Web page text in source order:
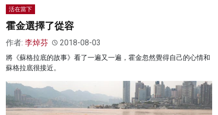
活在當下
霍金選擇了從容
作者: 李焯芬 2018-08-03
將《蘇格拉底的故事》看了一遍又一遍，霍金忽然覺得自己的心情和
蘇格拉底很接近。